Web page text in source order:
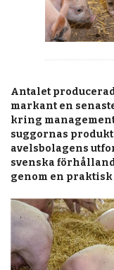
Antalet
markant en
kring
suggornas
avelsbolagens
svenska
genom en praktisk